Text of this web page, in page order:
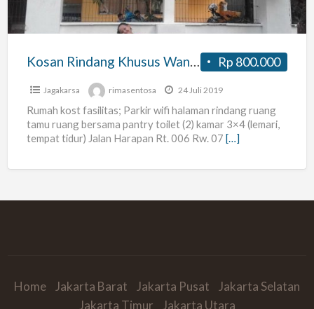
Rp 800.000
Kosan Rindang Khusus Wanita
Jagakarsa rimasentosa 24 Juli 2019
Rumah kost fasilitas; Parkir wifi halaman rindang ruang
tamu ruang bersama pantry toilet (2) kamar 3×4 (lemari,
tempat tidur) Jalan Harapan Rt. 006 Rw. 07 […]
Home Jakarta Barat Jakarta Pusat
Jakarta Selatan
Jakarta Timur
Jakarta Utara